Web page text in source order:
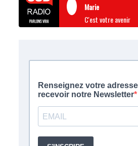
Marie
C'est votre avenir